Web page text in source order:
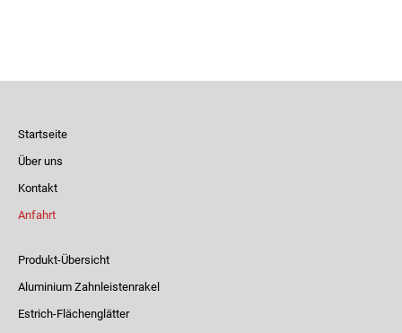
Startseite
Über uns
Kontakt
Anfahrt
Produkt-Übersicht
Aluminium Zahnleistenrakel
Estrich-Flächenglätter